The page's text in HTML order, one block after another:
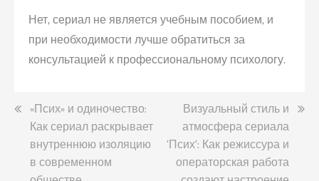
Нет, сериал не является учебным пособием, и
при необходимости лучше обратиться за
консультацией к профессиональному психологу.
Навигация
по
записям
«Псих» и одиночество:
Как сериал раскрывает
внутреннюю изоляцию
в современном
Визуальный стиль и
атмосфера сериала
‘Псих’: Как режиссура и
операторская работа